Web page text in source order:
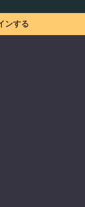
ンする